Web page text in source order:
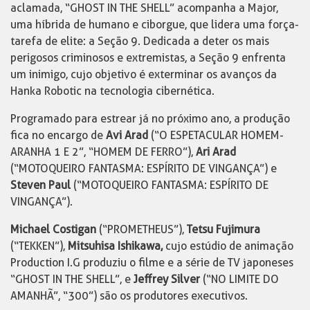
aclamada, “GHOST IN THE SHELL” acompanha a Major,
uma híbrida de humano e ciborgue, que lidera uma força-
tarefa de elite: a Seção 9. Dedicada a deter os mais
perigosos criminosos e extremistas, a Seção 9 enfrenta
um inimigo, cujo objetivo é exterminar os avanços da
Hanka Robotic na tecnologia cibernética.
Programado para estrear já no próximo ano, a produção
fica no encargo de Avi Arad (“O ESPETACULAR HOMEM-
ARANHA 1 E 2”, “HOMEM DE FERRO”), Ari Arad
(“MOTOQUEIRO FANTASMA: ESPÍRITO DE VINGANÇA”) e
Steven Paul (“MOTOQUEIRO FANTASMA: ESPÍRITO DE
VINGANÇA”).
Michael Costigan (“PROMETHEUS”), Tetsu Fujimura
(“TEKKEN”), Mitsuhisa Ishikawa,cujo estúdio de animação
Production I.G produziu o filme e a série de TV japoneses
“GHOST IN THE SHELL”, e Jeffrey Silver (“NO LIMITE DO
AMANHÃ”, “300”) são os produtores executivos.